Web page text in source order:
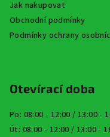
Jak nakupovat
Obchodní podmínky
Podmínky ochrany
Otevírací doba
Po: 08:00 - 12:00 / 13:00 -
Út: 08:00 - 12:00 / 13:00 -